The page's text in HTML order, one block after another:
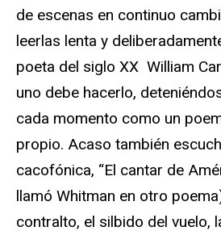
de escenas en continuo
leerlas lenta y
poeta del siglo XX William
uno debe hacerlo,
cada momento como un
propio. Acaso también
cacofónica, “El cantar de
llamó Whitman en otro
contralto, el silbido del vuelo,